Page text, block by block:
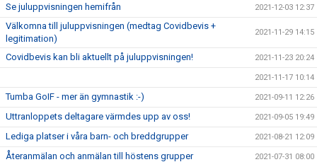
Se juluppvisningen hemifrån 2021-12-03 12:37
Välkomna till juluppvisningen (medtag Covidbevis +
legitimation)
2021-11-29 14:15
Covidbevis kan bli aktuellt på juluppvisningen! 2021-11-23 20:24
2021-11-17 10:14
Tumba GoIF - mer än gymnastik :-) 2021-09-11 12:26
Uttranloppets deltagare värmdes upp av oss! 2021-09-05 19:49
Lediga platser i våra barn- och breddgrupper 2021-08-21 12:09
Återanmälan och anmälan till höstens grupper 2021-07-31 08:00